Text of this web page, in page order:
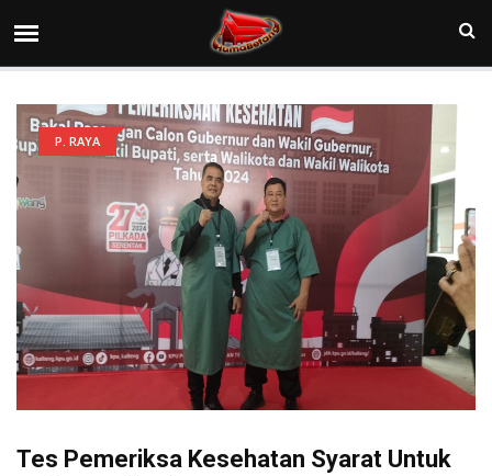
P. RAYA
Tes Pemeriksa Kesehatan Syarat Untuk